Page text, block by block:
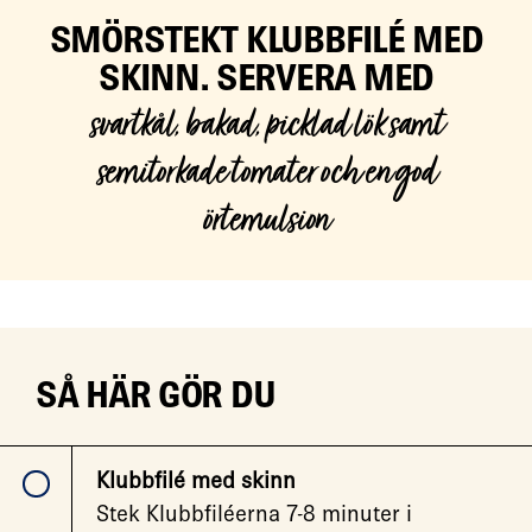
SMÖRSTEKT KLUBBFILÉ MED
SKINN. SERVERA MED
svartkål, bakad, picklad lök samt
semitorkade tomater och en god
örtemulsion
SÅ HÄR GÖR DU
Klubbfilé med skinn
Stek Klubbfiléerna 7-8 minuter i